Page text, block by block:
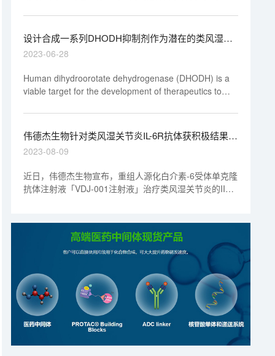
果指出GPR40可以成为骨关节炎的一个重要的治疗目
标。
设计合成一系列DHODH抑制剂作为潜在的类风湿性
关节炎治疗药物，本研究中PK实验通过美迪西进行
2023-06-28
Human dihydroorotate dehydrogenase (DHODH) is a
viable target for the development of therapeutics to
researchers designed and synthesized a series of
acrylamide-based novel DHODH inhibitors as potential
rheumatoid arthritis (RA) treatment agents.
伟德杰生物针对类风湿关节炎IL-6R抗体获积极结果丨
“美”天新药事
2023-08-09
近日，伟德杰生物宣布，重组人源化白介素-6受体单克隆
抗体注射液「VDJ-001注射液」治疗类风湿关节炎的II期